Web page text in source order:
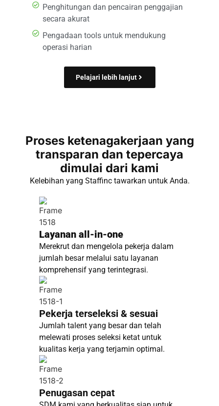
Penghitungan dan pencairan penggajian
secara akurat
Pengadaan tools untuk mendukung
operasi harian
Pelajari lebih lanjut
Proses ketenagakerjaan yang
transparan dan tepercaya
dimulai dari kami
Kelebihan yang Staffinc tawarkan untuk Anda.
Layanan all-in-one
Merekrut dan mengelola pekerja dalam
jumlah besar melalui satu layanan
komprehensif yang terintegrasi.
Pekerja terseleksi & sesuai
Jumlah talent yang besar dan telah
melewati proses seleksi ketat untuk
kualitas kerja yang terjamin optimal.
Penugasan cepat